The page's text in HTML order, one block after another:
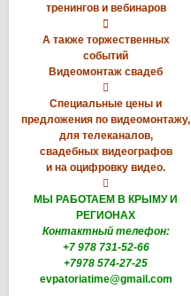
тренингов и вебинаров

А также торжественных
событий
Видеомонтаж свадеб

Специальные цены и
предложения по видеомонтажу,
для телеканалов,
свадебных видеографов
и на оцифровку видео.

МЫ РАБОТАЕМ В КРЫМУ И
РЕГИОНАХ
Контактный телефон:
+7 978 731-52-66
+7978 574-27-25
evpatoriatime@gmail.com